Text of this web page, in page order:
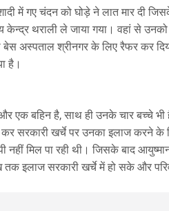
में गए चंदन को घोड़े ने लात मार दी
केन्द्र थराली ले जाया गया। वहां से
अस्पताल श्रीनगर के लिए रैफर कर
है।
एक बहिन है, साथ ही उनके चार बच्चे
सरकारी खर्चे पर उनका इलाज करने के
मिल पा रही थी। जिसके बाद
इलाज सरकारी खर्चे में हो सके और